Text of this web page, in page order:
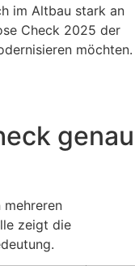
im Altbau stark an
Check 2025 der
möchten.
genau
zeigt die